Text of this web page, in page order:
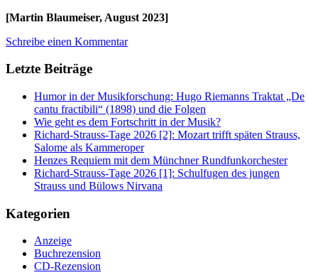
[Martin Blaumeiser, August 2023]
Schreibe einen Kommentar
Letzte Beiträge
Humor in der Musikforschung: Hugo Riemanns Traktat „De
cantu fractibili“ (1898) und die Folgen
Wie geht es dem Fortschritt in der Musik?
Richard-Strauss-Tage 2026 [2]: Mozart trifft späten Strauss,
Salome als Kammeroper
Henzes Requiem mit dem Münchner Rundfunkorchester
Richard-Strauss-Tage 2026 [1]: Schulfugen des jungen
Strauss und Bülows Nirvana
Kategorien
Anzeige
Buchrezension
CD-Rezension